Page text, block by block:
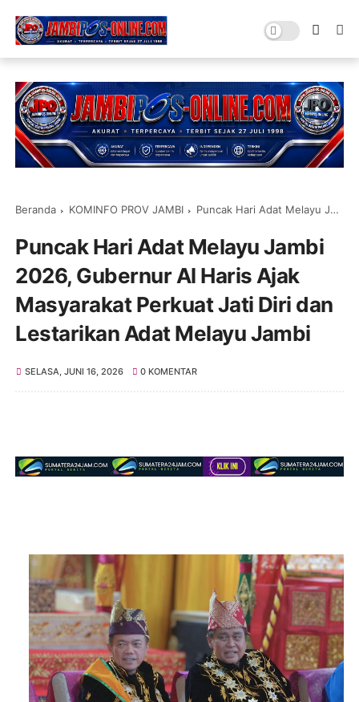
Beranda KOMINFO PROV JAMBI Puncak Hari Adat Melayu Jambi 2026, Gubernur Al Haris Ajak Masyarakat Perkuat Jati Diri dan Lestarikan Adat Melayu Jambi
Puncak Hari Adat Melayu Jambi
2026, Gubernur Al Haris Ajak
Masyarakat Perkuat Jati Diri dan
Lestarikan Adat Melayu Jambi
SELASA, JUNI 16, 2026 0 KOMENTAR